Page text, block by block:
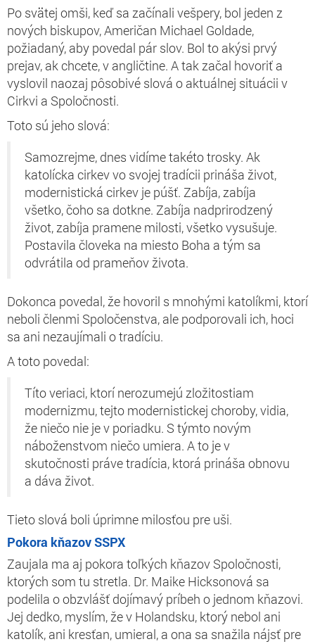
Po svätej omši, keď sa začínali vešpery, bol jeden z
nových biskupov, Američan Michael Goldade,
požiadaný, aby povedal pár slov. Bol to akýsi prvý
prejav, ak chcete, v angličtine. A tak začal hovoriť a
vyslovil naozaj pôsobivé slová o aktuálnej situácii v
Cirkvi a Spoločnosti.
Toto sú jeho slová:
Samozrejme, dnes vidíme takéto trosky. Ak
katolícka cirkev vo svojej tradícii prináša život,
modernistická cirkev je púšť. Zabíja, zabíja
všetko, čoho sa dotkne. Zabíja nadprirodzený
život, zabíja pramene milosti, všetko vysušuje.
Postavila človeka na miesto Boha a tým sa
odvrátila od prameňov života.
Dokonca povedal, že hovoril s mnohými katolíkmi, ktorí
neboli členmi Spoločenstva, ale podporovali ich, hoci
sa ani nezaujímali o tradíciu.
A toto povedal:
Títo veriaci, ktorí nerozumejú zložitostiam
modernizmu, tejto modernistickej choroby, vidia,
že niečo nie je v poriadku. S týmto novým
náboženstvom niečo umiera. A to je v
skutočnosti práve tradícia, ktorá prináša obnovu
a dáva život.
Tieto slová boli úprimne milosťou pre uši.
Pokora kňazov SSPX
Zaujala ma aj pokora toľkých kňazov Spoločnosti,
ktorých som tu stretla. Dr. Maike Hicksonová sa
podelila o obzvlášť dojímavý príbeh o jednom kňazovi.
Jej dedko, myslím, že v Holandsku, ktorý nebol ani
katolík, ani kresťan, umieral, a ona sa snažila nájsť pre